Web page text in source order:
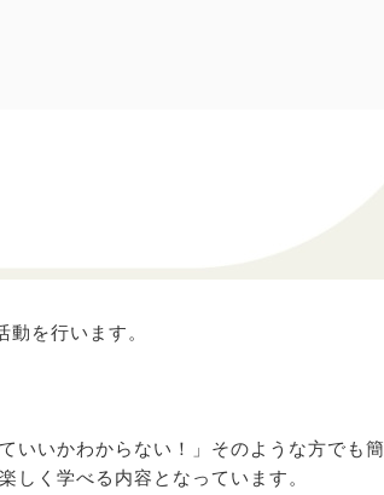
を行います。
いいかわからない！」そのような方でも
しく学べる内容となっています。